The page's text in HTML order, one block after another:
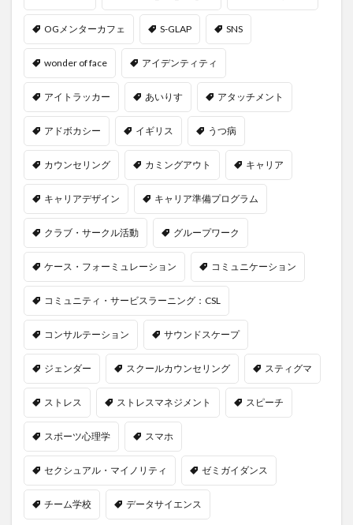
OGメンターカフェ S-GLAP SNS
wonder of face アイデンティティ
アイトラッカー あいりす アタッチメント
アドボカシー イギリス うつ病
カウンセリング カミングアウト キャリア
キャリアデザイン キャリア準備プログラム
クラブ・サークル活動 グループワーク
ケース・フォーミュレーション コミュニケーション
コミュニティ・サービスラーニング：CSL
コンサルテーション サウンドスケープ
ジェンダー スクールカウンセリング スティグマ
ストレス ストレスマネジメント スピーチ
スポーツ心理学 スマホ
セクシュアル・マイノリティ ゼミガイダンス
チーム学校 データサイエンス